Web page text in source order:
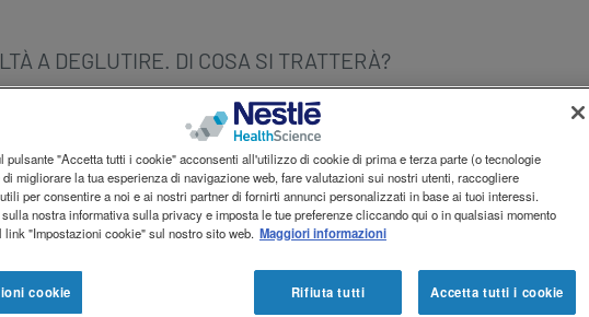
A DEGLUTIRE. DI COSA SI TRATTERÀ?
DI COSA SI
pulsante "Accetta tutti i cookie" acconsenti all'utilizzo di cookie di prima e terza parte (o tecnologie
migliorare la tua esperienza di navigazione web, fare valutazioni sui nostri utenti, raccogliere
per consentire a noi e ai nostri partner di fornirti annunci personalizzati in base ai tuoi interessi.
nostra informativa sulla privacy e imposta le tue preferenze cliccando qui o in qualsiasi momento
"Impostazioni cookie" sul nostro sito web. Maggiori informazioni
Rifiuta tutti Accetta tutti i cookie
cookie